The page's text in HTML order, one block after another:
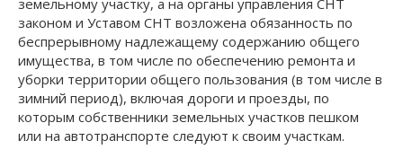
земельному участку, а на органы управления СНТ
законом и Уставом СНТ возложена обязанность по
беспрерывному надлежащему содержанию общего
имущества, в том числе по обеспечению ремонта и
уборки территории общего пользования (в том числе в
зимний период), включая дороги и проезды, по
которым собственники земельных участков пешком
или на автотранспорте следуют к своим участкам.